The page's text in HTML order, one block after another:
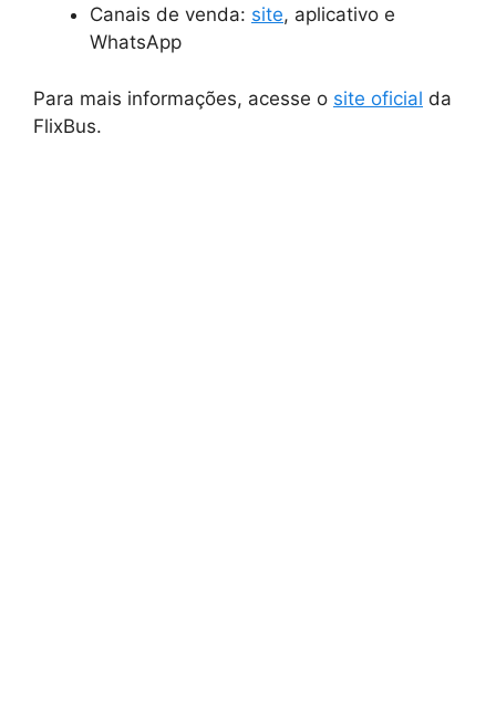
Canais de venda: site, aplicativo e
WhatsApp
Para mais informações, acesse o site oficial da
FlixBus.